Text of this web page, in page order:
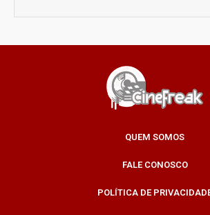
QUEM SOMOS
FALE CONOSCO
POLÍTICA DE